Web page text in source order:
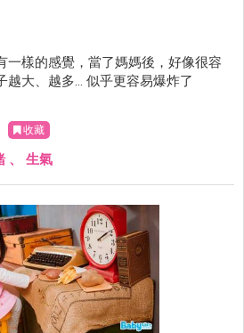
一樣的感覺，當了媽媽後，好像很容
越大、越多... 似乎更容易爆炸了
收藏
、 生氣